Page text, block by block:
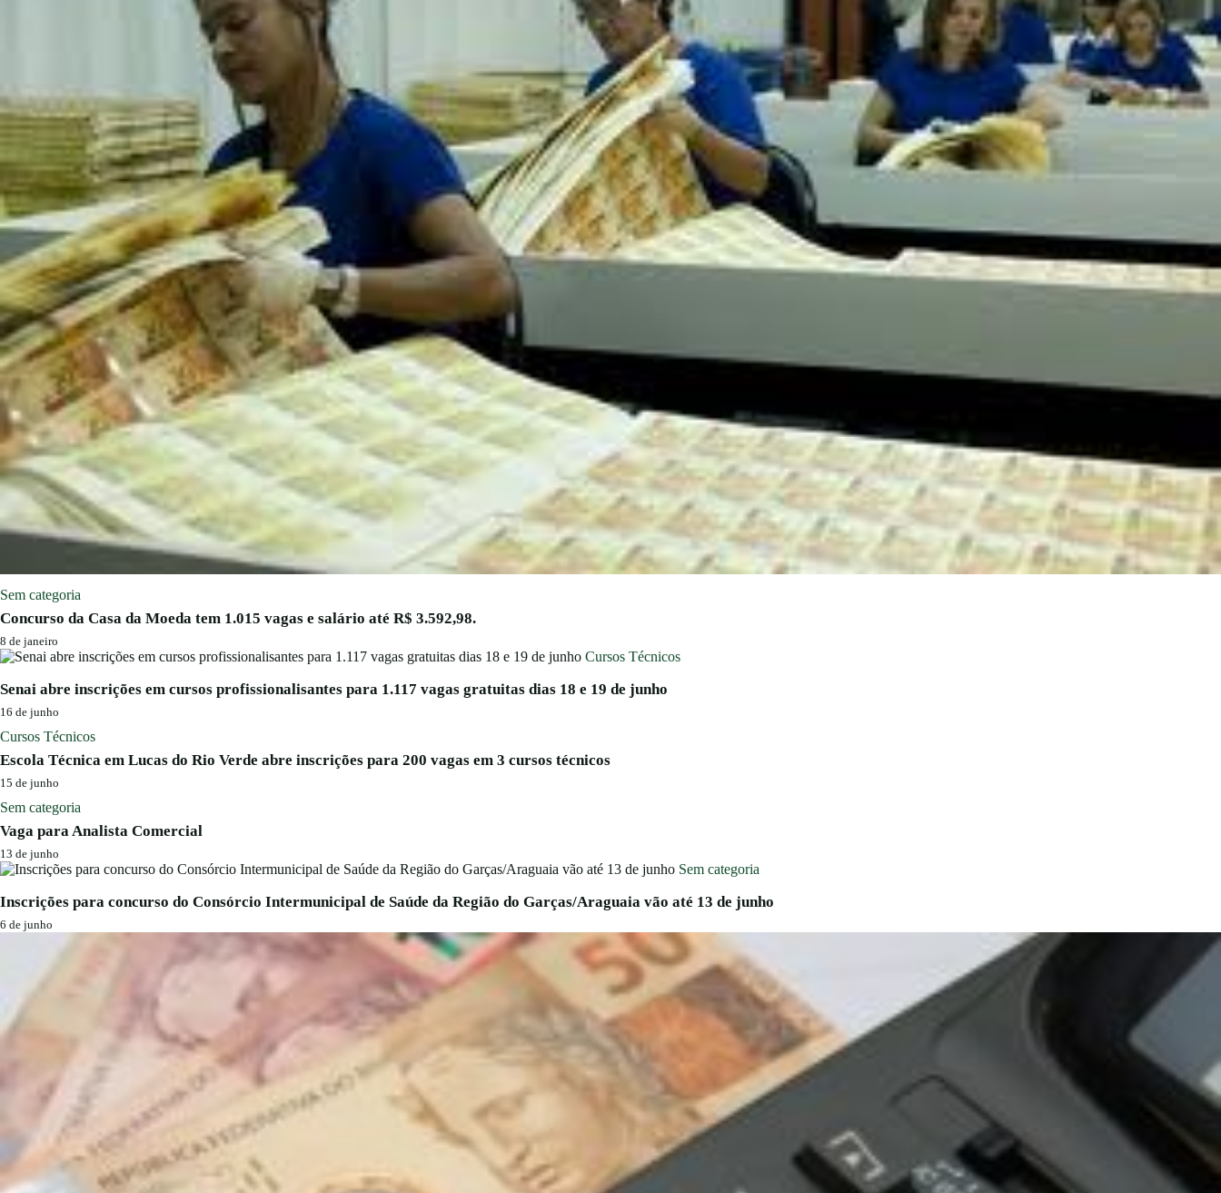
Sem categoria
Concurso da Casa da Moeda tem 1.015 vagas e salário até R$ 3.592,98.
8 de janeiro
Cursos Técnicos
Senai abre inscrições em cursos profissionalisantes para 1.117 vagas gratuitas dias 18 e 19 de junho
16 de junho
Cursos Técnicos
Escola Técnica em Lucas do Rio Verde abre inscrições para 200 vagas em 3 cursos técnicos
15 de junho
Sem categoria
Vaga para Analista Comercial
13 de junho
Sem categoria
Inscrições para concurso do Consórcio Intermunicipal de Saúde da Região do Garças/Araguaia vão até 13 de junho
6 de junho